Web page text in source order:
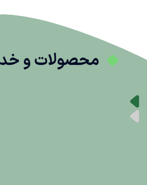
محصولات و